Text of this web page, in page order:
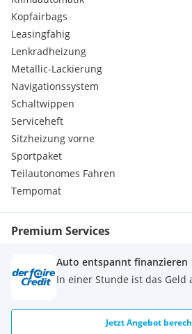
Kopfairbags
Leasingfähig
Lenkradheizung
Metallic-Lackierung
Navigationssystem
Schaltwippen
Serviceheft
Sitzheizung vorne
Sportpaket
Teilautonomes Fahren
Tempomat
Premium Services
Auto entspannt finanzieren
In einer Stunde ist das Geld
Jetzt Angebot